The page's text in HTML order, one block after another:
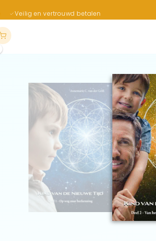
Veilig en vertrouwd betalen